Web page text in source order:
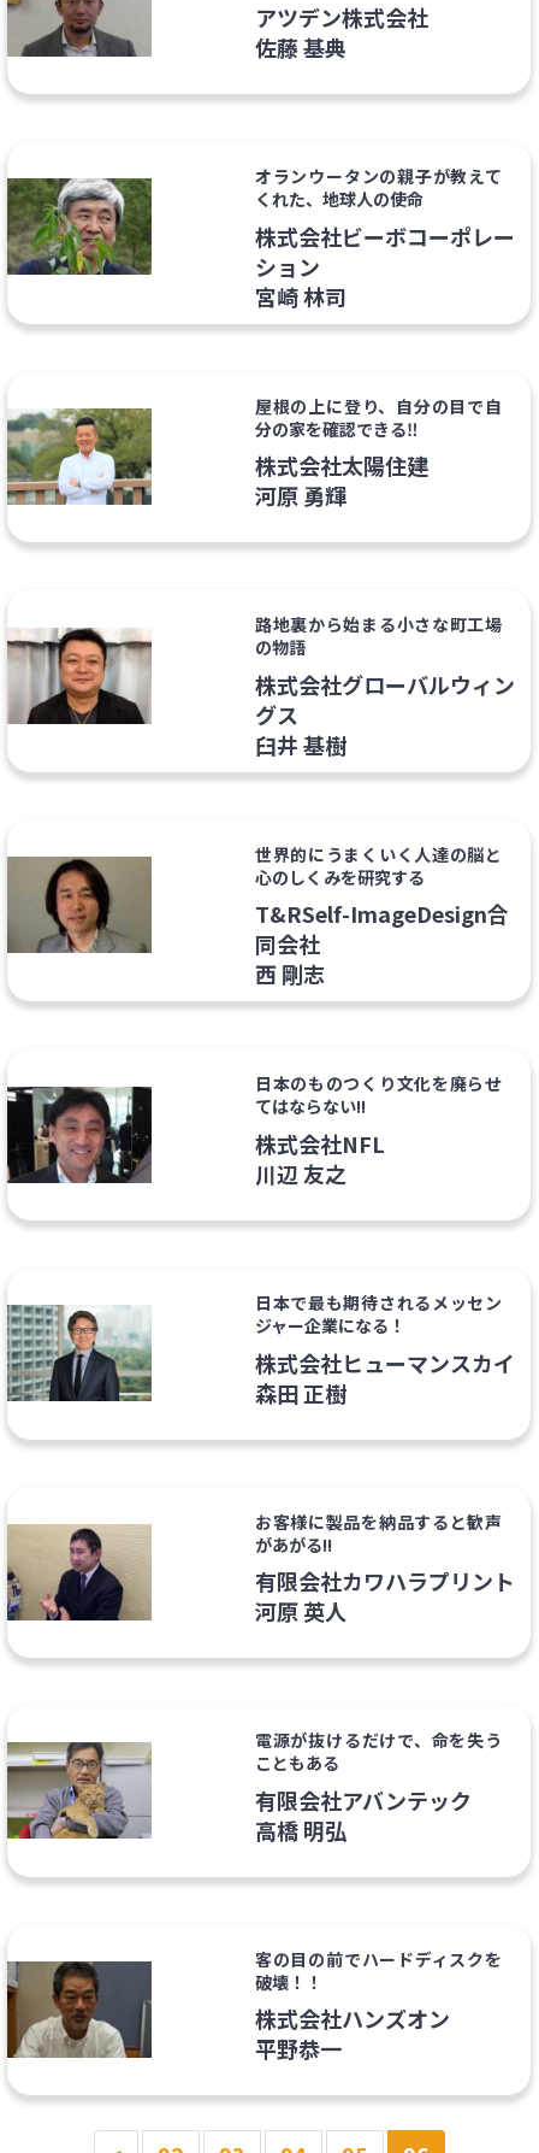
アツデン株式会社
佐藤 基典
オランウータンの親子が教えて
くれた、地球人の使命
株式会社ビーボコーポレー
ション
宮崎 林司
屋根の上に登り、自分の目で自
分の家を確認できる‼
株式会社太陽住建
河原 勇輝
路地裏から始まる小さな町工場
の物語
株式会社グローバルウィン
グス
臼井 基樹
世界的にうまくいく人達の脳と
心のしくみを研究する
T&RSelf-ImageDesign合
同会社
西 剛志
日本のものつくり文化を廃らせ
てはならない!!
株式会社NFL
川辺 友之
日本で最も期待されるメッセン
ジャー企業になる！
株式会社ヒューマンスカイ
森田 正樹
お客様に製品を納品すると歓声
があがる!!
有限会社カワハラプリント
河原 英人
電源が抜けるだけで、命を失う
こともある
有限会社アバンテック
高橋 明弘
客の目の前でハードディスクを
破壊！！
株式会社ハンズオン
平野恭一